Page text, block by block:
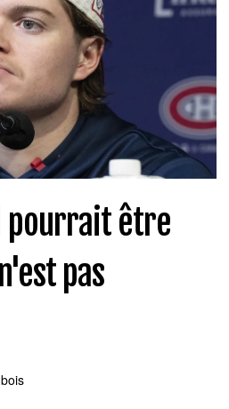
pourrait être
pas